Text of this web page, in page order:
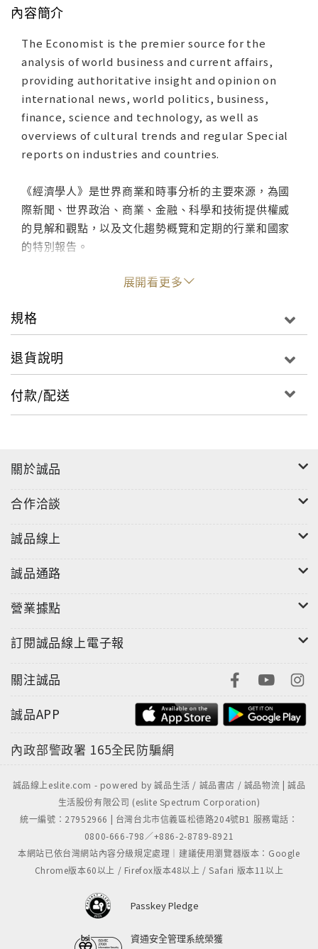
內容簡介
The Economist is the premier source for the
analysis of world business and current affairs,
providing authoritative insight and opinion on
international news, world politics, business,
finance, science and technology, as well as
overviews of cultural trends and regular Special
reports on industries and countries.
《經濟學人》是世界商業和時事分析的主要來源，為國
際新聞、世界政治、商業、金融、科學和技術提供權威
的見解和觀點，以及文化趨勢概覽和定期的行業和國家
的特別報告。
展開看更多
規格
退貨說明
付款/配送
關於誠品
合作洽談
誠品線上
誠品通路
營業據點
訂閱誠品線上電子報
關注誠品
誠品APP
內政部警政署 165全民防騙網
誠品線上eslite.com - powered by 誠品生活 / 誠品書店 / 誠品物流 | 誠品
生活股份有限公司 (eslite Spectrum Corporation)
統一編號：27952966 | 台灣台北市信義區松德路204號B1 服務電話：
0800-666-798／+886-2-8789-8921
本網站已依台灣網站內容分級規定處理｜建議使用瀏覽器版本：Google
Chrome版本60以上 / Firefox版本48以上 / Safari 版本11以上
Passkey Pledge
資通安全管理系統榮獲